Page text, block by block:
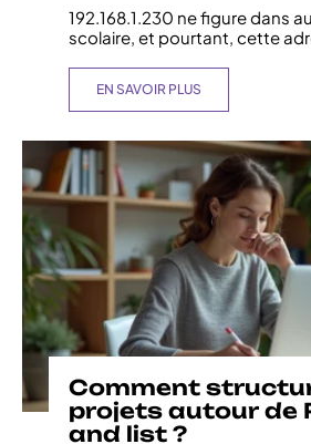
192.168.1.230 ne figure dans
scolaire, et pourtant, cette
EN SAVOIR PLUS
Comment
projets autour de
and list ?